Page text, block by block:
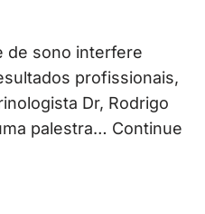
de sono interfere
profissionais,
Dr, Rodrigo
palestra… Continue